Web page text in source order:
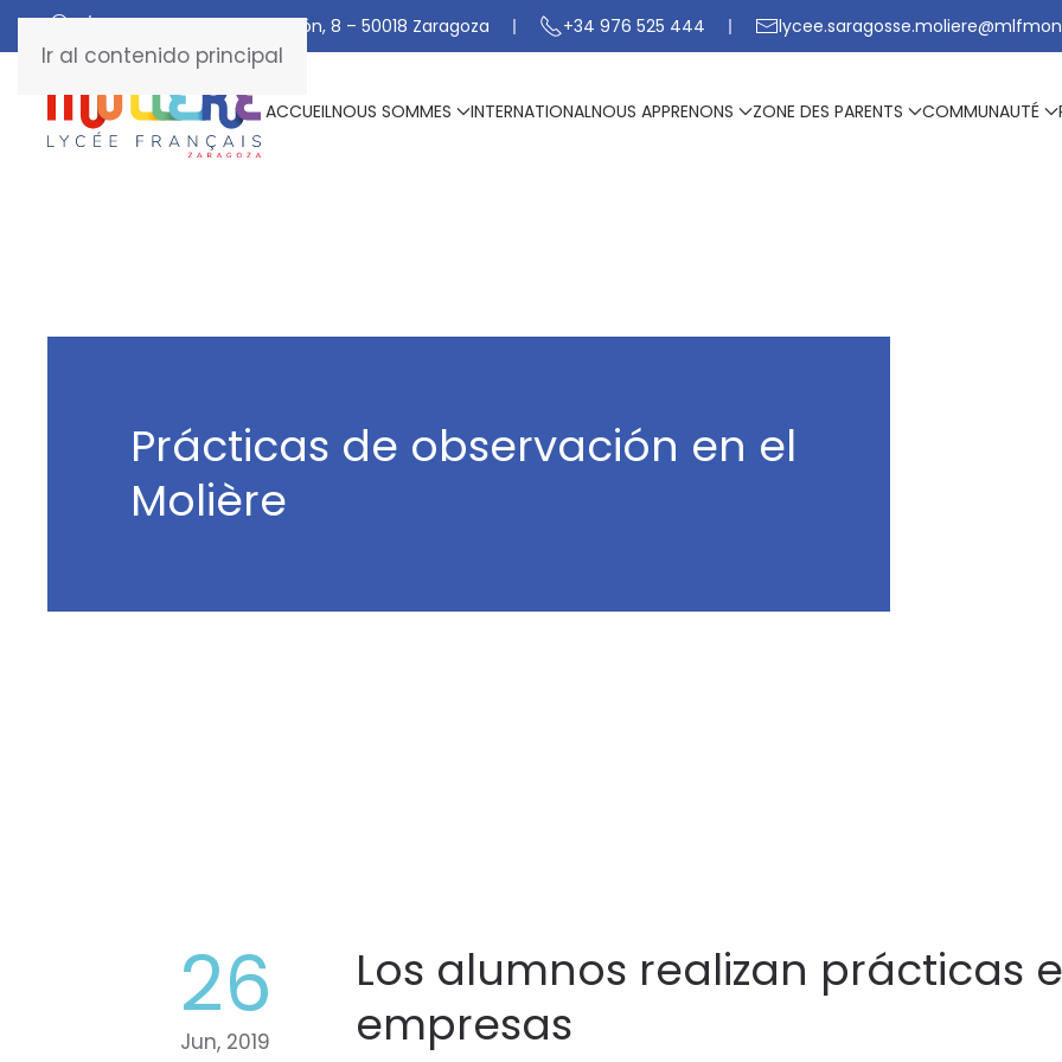
Ir al contenido principal
C/ De Manuel Marraco Ramón, 8 – 50018 Zaragoza +34 976 525 444
ACCUEILNOUS SOMMES INTERNATIONALNOUS APPRENONS ZONE DES PARENTS COMMUNAUTÉ
Prácticas de observación en el
Molière
26
Jun, 2019
Los alumnos realizan prácticas
empresas